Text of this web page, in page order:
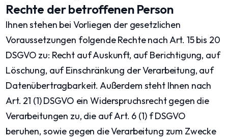
Rechte der betroffenen Person
Ihnen stehen bei Vorliegen der gesetzlichen
Voraussetzungen folgende Rechte nach Art. 15 bis 20
DSGVO zu: Recht auf Auskunft, auf Berichtigung, auf
Löschung, auf Einschränkung der Verarbeitung, auf
Datenübertragbarkeit. Außerdem steht Ihnen nach
Art. 21 (1) DSGVO ein Widerspruchsrecht gegen die
Verarbeitungen zu, die auf Art. 6 (1) f DSGVO
beruhen, sowie gegen die Verarbeitung zum Zwecke